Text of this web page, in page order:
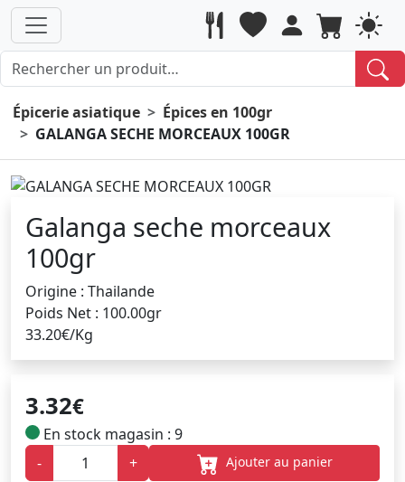
Épicerie asiatique
Épices en 100gr
GALANGA SECHE MORCEAUX 100GR
Galanga seche morceaux
100gr
Origine : Thailande
Poids Net : 100.00gr
33.20€/Kg
3.32€
En stock magasin : 9
-
+ Ajouter au panier